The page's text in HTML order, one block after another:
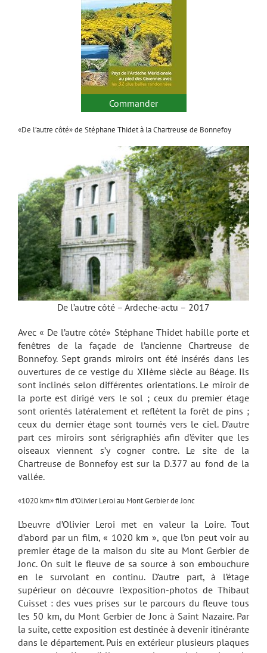
Commander
«De l’autre côté» de Stéphane Thidet à la Chartreuse de Bonnefoy
De l’autre côté – Ardeche-actu – 2017
Avec « De l’autre côté» Stéphane Thidet habille porte et
fenêtres de la façade de l’ancienne Chartreuse de
Bonnefoy. Sept grands miroirs ont été insérés dans les
ouvertures de ce vestige du XIIème siècle au Béage. Ils
sont inclinés selon différentes orientations. Le miroir de
la porte est dirigé vers le sol ; ceux du premier étage
sont orientés latéralement et reflètent la forêt de pins ;
ceux du dernier étage sont tournés vers le ciel. D’autre
part ces miroirs sont sérigraphiés afin d’éviter que les
oiseaux viennent s’y cogner contre. Le site de la
Chartreuse de Bonnefoy est sur la D.377 au fond de la
vallée.
«1020 km» film d’Olivier Leroi au Mont Gerbier de Jonc
L’oeuvre d’Olivier Leroi met en valeur la Loire. Tout
d’abord par un film, « 1020 km », que l’on peut voir au
premier étage de la maison du site au Mont Gerbier de
Jonc. On suit le fleuve de sa source à son embouchure
en le survolant en continu. D’autre part, à l’étage
supérieur on découvre l’exposition-photos de Thibaut
Cuisset : des vues prises sur le parcours du fleuve tous
les 50 km, du Mont Gerbier de Jonc à Saint Nazaire. Par
la suite, cette exposition est destinée à devenir itinérante
dans le département. Puis en extérieur plusieurs plaques